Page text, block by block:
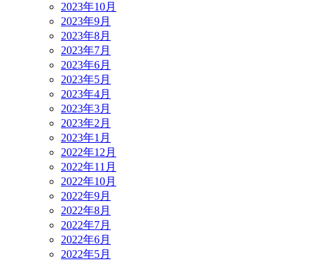
2023年10月
2023年9月
2023年8月
2023年7月
2023年6月
2023年5月
2023年4月
2023年3月
2023年2月
2023年1月
2022年12月
2022年11月
2022年10月
2022年9月
2022年8月
2022年7月
2022年6月
2022年5月